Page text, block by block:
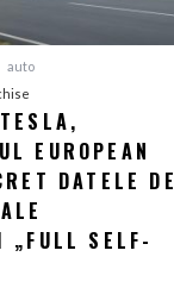
auto
Presat
de
Tesla,
european
ține
EUROPEAN
DATELE DE
„FULL SELF-